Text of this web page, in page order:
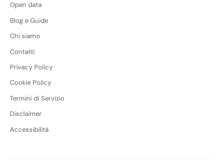
Open data
Blog e Guide
Chi siamo
Contatti
Privacy Policy
Cookie Policy
Termini di Servizio
Disclaimer
Accessibilità